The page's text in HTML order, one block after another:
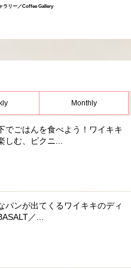
ラリー／Coffee Gallery
Monthly
でごはんを食べよう！ワイキキ
しむ、ピクニ...
パンが出てくるワイキキのディ
／...